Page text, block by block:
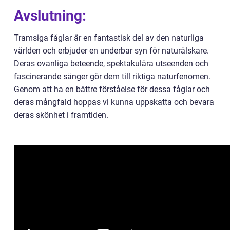
Avslutning:
Tramsiga fåglar är en fantastisk del av den naturliga
världen och erbjuder en underbar syn för naturälskare.
Deras ovanliga beteende, spektakulära utseenden och
fascinerande sånger gör dem till riktiga naturfenomen.
Genom att ha en bättre förståelse för dessa fåglar och
deras mångfald hoppas vi kunna uppskatta och bevara
deras skönhet i framtiden.